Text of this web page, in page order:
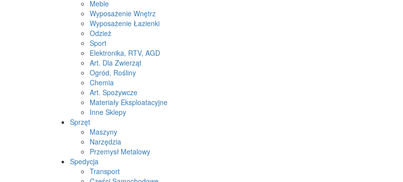
Meble
Wyposażenie Wnętrz
Wyposażenie Łazienki
Odzież
Sport
Elektronika, RTV, AGD
Art. Dla Zwierząt
Ogród, Rośliny
Chemia
Art. Spożywcze
Materiały Eksploatacyjne
Inne Sklepy
Sprzęt
Maszyny
Narzędzia
Przemysł Metalowy
Spedycja
Transport